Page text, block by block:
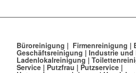
Büroreinigung | Firmenreinigung |
Geschäftsreinigung | Industrie und
Ladenlokalreinigung|
Service| Putzfrau | Putzservice|